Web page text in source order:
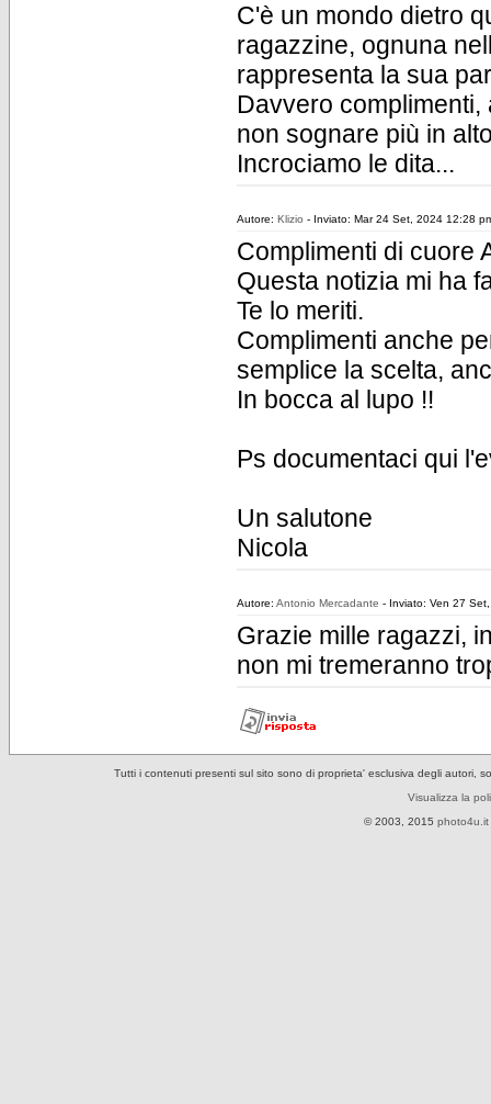
C'è un mondo dietro
ragazzine, ognuna
rappresenta la sua
Davvero
non sognare più in
Incrociamo le dita...
Autore: Klizio - Inviato: Mar 24 Set, 2024 12:28
Complimenti di cuore
Questa notizia mi ha
Te lo meriti.
Complimenti anche
semplice la scelta,
In bocca al lupo !!
Ps documentaci qui
Un salutone
Nicola
Autore: Antonio Mercadante - Inviato: Ven 27
Grazie mille ragazzi,
non mi tremeranno
Tutti i contenuti presenti sul sito sono di proprieta' esclusiva degli autori,
Visualizza la
© 2003, 2015 photo4u.it